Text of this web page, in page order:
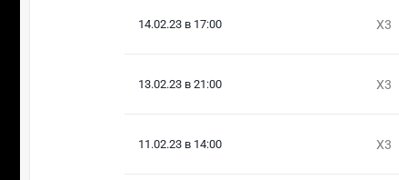
14.02.23 в 17:00 X3
13.02.23 в 21:00 X3
11.02.23 в 14:00 X3